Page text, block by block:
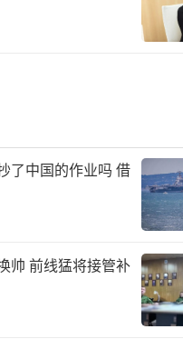
家级磋商。此次会谈
20日公布的参会人
方参会人员包括俄联
际事务委员会主席卡
顾问别谢达。俄《
俄方代表团未现外交
局代表，或表明双方
军事情报展开谈判。
了中国的作业吗 借
帅 前线猛将接管补